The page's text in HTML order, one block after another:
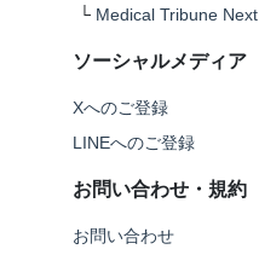
└ Medical Tribune Next
ソーシャルメディア
Xへのご登録
LINEへのご登録
お問い合わせ・規約
お問い合わせ